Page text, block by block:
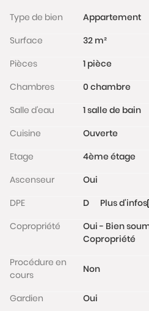
commun (métro lignes 2, 4,
de l’Est et la Gare du Nord).
Performance énergétique D.
Charges de copropriété : 110
867€ / an (en résidence
exposé sont disponibles sur
www.georisques.gouv.fr
Type de bien
Appartement
Surface
32 m²
Pièces
1 pièce
Chambres
0 chambre
Salle d'eau
1 salle de bain
Cuisine
Ouverte
Etage
4ème étage
Ascenseur
Oui
DPE
D
Plus d'infos
Copropriété
Oui - Bien
Copropriété
Procédure en
cours
Non
Gardien
Oui